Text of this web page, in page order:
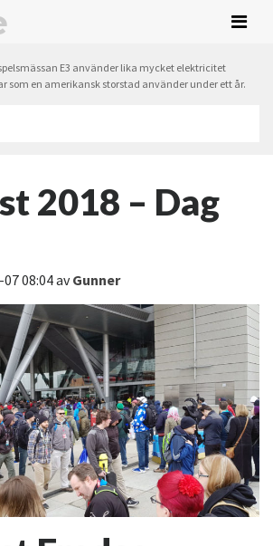
E3 använder lika mycket elektricitet
som en amerikansk storstad använder under ett år.
2018 – Dag
08:04avGunner